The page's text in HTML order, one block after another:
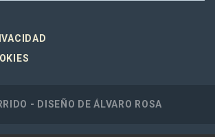
- DISEÑO DEÁLVARO ROSA